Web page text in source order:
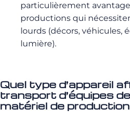
particulièrement
productions qui
lourds (décors, véhicules,
lumière).
Quel type d’appareil
transport d’équipes
matériel de